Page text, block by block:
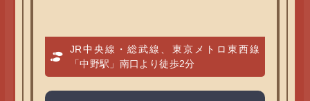
JR中央線・総武線、東京メトロ東西線
「中野駅」南口より徒歩2分